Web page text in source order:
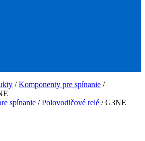
/Komponenty pre spínanie /
spínanie /Polovodičové relé / G3NE